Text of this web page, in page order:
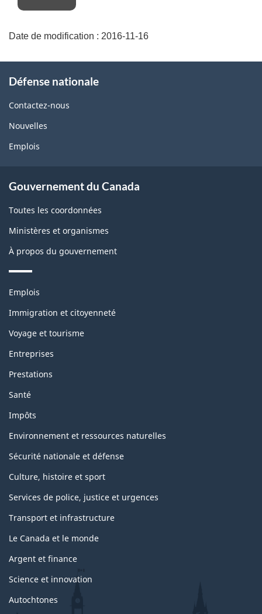
Date de modification : 2016-11-16
propos
de
ce
Défense nationale
Contactez-nous
Nouvelles
Emplois
Gouvernement du Canada
Toutes les coordonnées
Ministères et organismes
À propos du gouvernement
Thèmes
sujets
Emplois
Immigration et citoyenneté
Voyage et tourisme
Entreprises
Prestations
Santé
Impôts
Environnement et ressources naturelles
Sécurité nationale et défense
Culture, histoire et sport
Services de police, justice et urgences
Transport et infrastructure
Le Canada et le monde
Argent et finance
Science et innovation
Autochtones